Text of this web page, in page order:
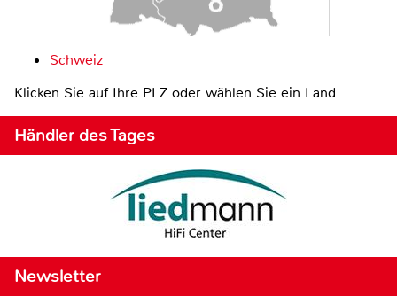
Schweiz
Klicken Sie auf Ihre PLZ oder wählen Sie ein Land
Händler des Tages
Newsletter